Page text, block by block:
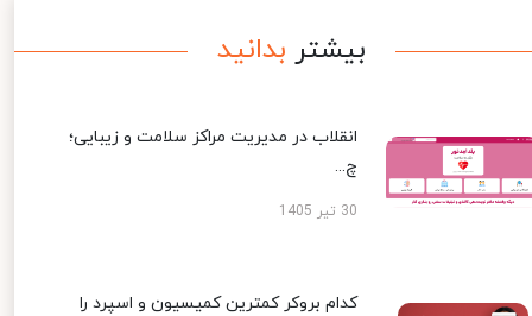
بیشتر بدانید
انقلاب در مدیریت مراکز سلامت و زیبایی؛
چ...
30 تیر 1405
کدام بروکر کمترین کمیسیون و اسپرد را